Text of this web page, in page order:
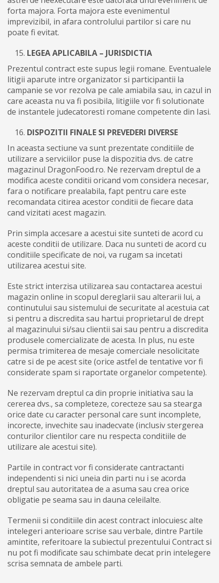
forta majora. Forta majora este evenimentul
imprevizibil, in afara controlului partilor si care nu
poate fi evitat.
LEGEA APLICABILA – JURISDICTIA
Prezentul contract este supus legii romane. Eventualele
litigii aparute intre organizator si participantii la
campanie se vor rezolva pe cale amiabila sau, in cazul in
care aceasta nu va fi posibila, litigiile vor fi solutionate
de instantele judecatoresti romane competente din Iasi.
DISPOZITII FINALE SI PREVEDERI DIVERSE
In aceasta sectiune va sunt prezentate conditiile de
utilizare a serviciilor puse la dispozitia dvs. de catre
magazinul DragonFood.ro. Ne rezervam dreptul de a
modifica aceste conditii oricand vom considera necesar,
fara o notificare prealabila, fapt pentru care este
recomandata citirea acestor conditii de fiecare data
cand vizitati acest magazin.
Prin simpla accesare a acestui site sunteti de acord cu
aceste conditii de utilizare. Daca nu sunteti de acord cu
conditiile specificate de noi, va rugam sa incetati
utilizarea acestui site.
Este strict interzisa utilizarea sau contactarea acestui
magazin online in scopul dereglarii sau alterarii lui, a
continutului sau sistemului de securitate al acestuia cat
si pentru a discredita sau hartui proprietarul de drept
al magazinului si/sau clientii sai sau pentru a discredita
produsele comercializate de acesta. In plus, nu este
permisa trimiterea de mesaje comerciale nesolicitate
catre si de pe acest site (orice astfel de tentative vor fi
considerate spam si raportate organelor competente).
Ne rezervam dreptul ca din proprie initiativa sau la
cererea dvs., sa completeze, corecteze sau sa stearga
orice date cu caracter personal care sunt incomplete,
incorecte, invechite sau inadecvate (inclusiv stergerea
conturilor clientilor care nu respecta conditiile de
utilizare ale acestui site).
Partile in contract vor fi considerate cantractanti
independenti si nici uneia din parti nu i se acorda
dreptul sau autoritatea de a asuma sau crea orice
obligatie pe seama sau in dauna celeilalte.
Termenii si conditiile din acest contract inlocuiesc alte
intelegeri anterioare scrise sau verbale, dintre Partile
amintite, referitoare la subiectul prezentului Contract si
nu pot fi modificate sau schimbate decat prin intelegere
scrisa semnata de ambele parti.